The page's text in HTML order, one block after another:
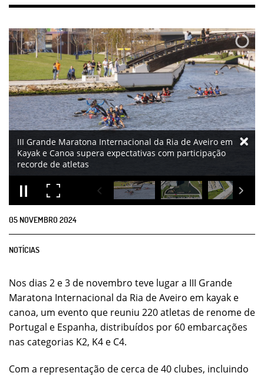
05 NOVEMBRO2024
NOTÍCIAS
Nos dias 2 e 3 de novembro teve lugar a III Grande
Maratona Internacional da Ria de Aveiro em kayak e
canoa, um evento que reuniu 220 atletas de renome de
Portugal e Espanha, distribuídos por 60 embarcações
nas categorias K2, K4 e C4.
Com a representação de cerca de 40 clubes, incluindo